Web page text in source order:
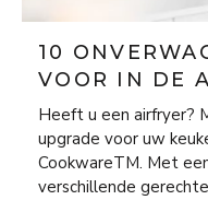
10
VOOR IN DE
Heeft u een airfryer?
upgrade voor uw
CookwareTM. Met
verschillende